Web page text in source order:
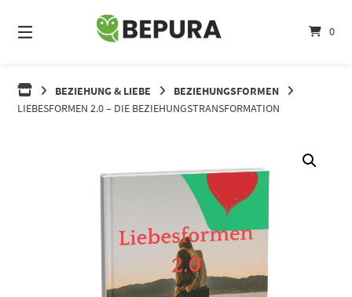
zum
Inhalt
0
BEZIEHUNG & LIEBE
BEZIEHUNGSFORMEN
LIEBESFORMEN 2.0 – DIE BEZIEHUNGSTRANSFORMATION